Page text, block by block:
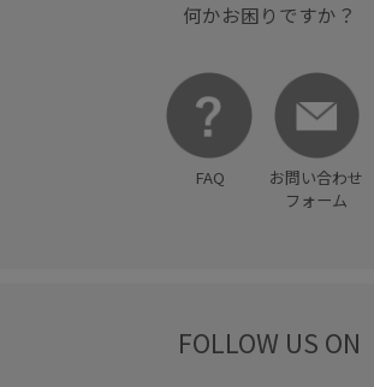
何かお困りですか？
FAQ
お問い合わせ
フォーム
FOLLOW US ON